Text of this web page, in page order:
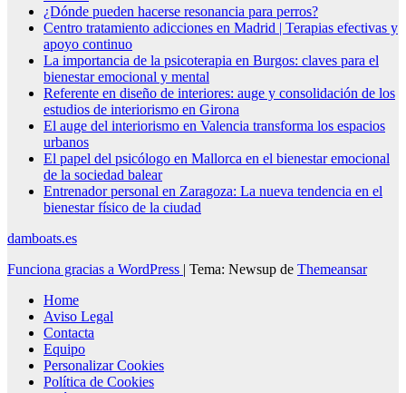
¿Dónde pueden hacerse resonancia para perros?
Centro tratamiento adicciones en Madrid | Terapias efectivas y
apoyo continuo
La importancia de la psicoterapia en Burgos: claves para el
bienestar emocional y mental
Referente en diseño de interiores: auge y consolidación de los
estudios de interiorismo en Girona
El auge del interiorismo en Valencia transforma los espacios
urbanos
El papel del psicólogo en Mallorca en el bienestar emocional
de la sociedad balear
Entrenador personal en Zaragoza: La nueva tendencia en el
bienestar físico de la ciudad
damboats.es
Funciona gracias a WordPress | Tema: Newsup de Themeansar
Home
Aviso Legal
Contacta
Equipo
Personalizar Cookies
Política de Cookies